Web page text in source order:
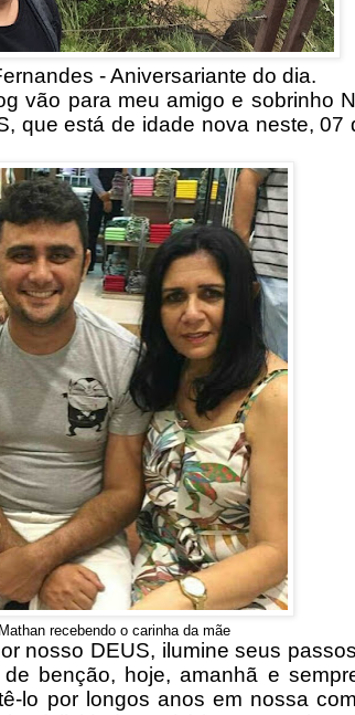
- Aniversariante do dia.
vão para meu amigo e sobrinho
que está de idade nova neste, 07
Mathan recebendo o carinha da mãe
nosso DEUS, ilumine seus
benção, hoje, amanhã e
lo por longos anos em nossa